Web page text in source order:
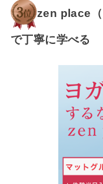
zen place（
で丁寧に学べる